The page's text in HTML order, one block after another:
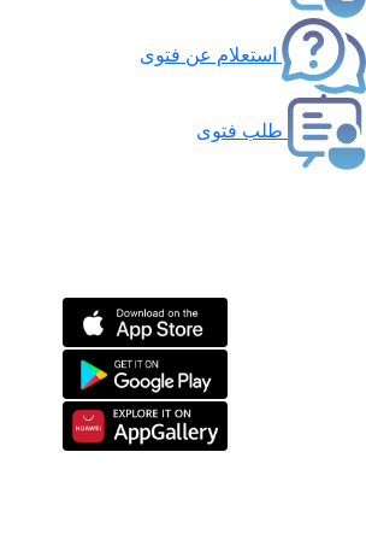
استعلام عن فتوى
طلب فتوى